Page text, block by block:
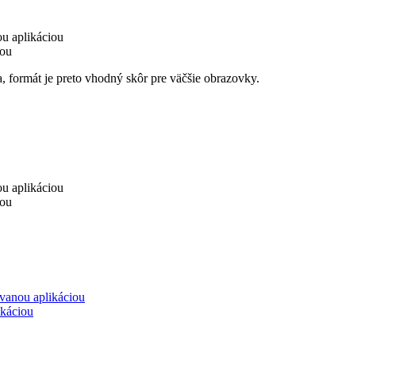
aplikáciou
je preto vhodný skôr pre väčšie obrazovky.
aplikáciou
aplikáciou